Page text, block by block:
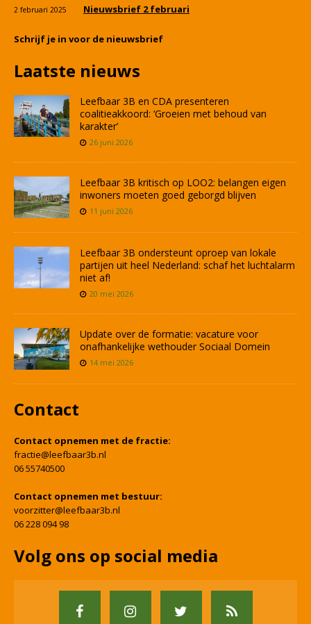
2 februari 2025 Nieuwsbrief 2 februari
Schrijf je in voor de nieuwsbrief
Laatste nieuws
Leefbaar 3B en CDA presenteren
coalitieakkoord: ‘Groeien met behoud van
karakter’
26 juni 2026
Leefbaar 3B kritisch op LOO2: belangen eigen
inwoners moeten goed geborgd blijven
11 juni 2026
Leefbaar 3B ondersteunt oproep van lokale
partijen uit heel Nederland: schaf het luchtalarm
niet af!
20 mei 2026
Update over de formatie: vacature voor
onafhankelijke wethouder Sociaal Domein
14 mei 2026
Contact
Contact opnemen met de fractie:
fractie@leefbaar3b.nl
06 55740500
Contact opnemen met bestuur:
voorzitter@leefbaar3b.nl
06 228 094 98
Volg ons op social media